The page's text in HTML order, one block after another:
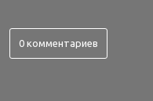
0 комментариев